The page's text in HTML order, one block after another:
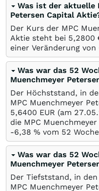
Was ist der aktuelle
Petersen Capital
Der Kurs der MPC
Aktie steht bei 5,2800
einer Veränderung von
Was war das 52
Muenchmeyer
Der Höchststand, in
MPC Muenchmeyer
5,6400 EUR (am
die MPC
-6,38 % vom 52
Was war das 52
Muenchmeyer
Der Tiefststand, in
MPC Muenchmeyer